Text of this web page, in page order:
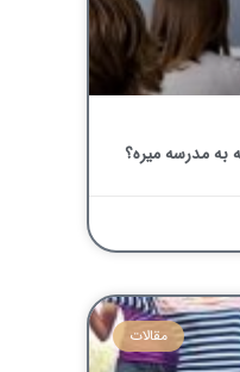
به مدرسه میره؟
مقالات